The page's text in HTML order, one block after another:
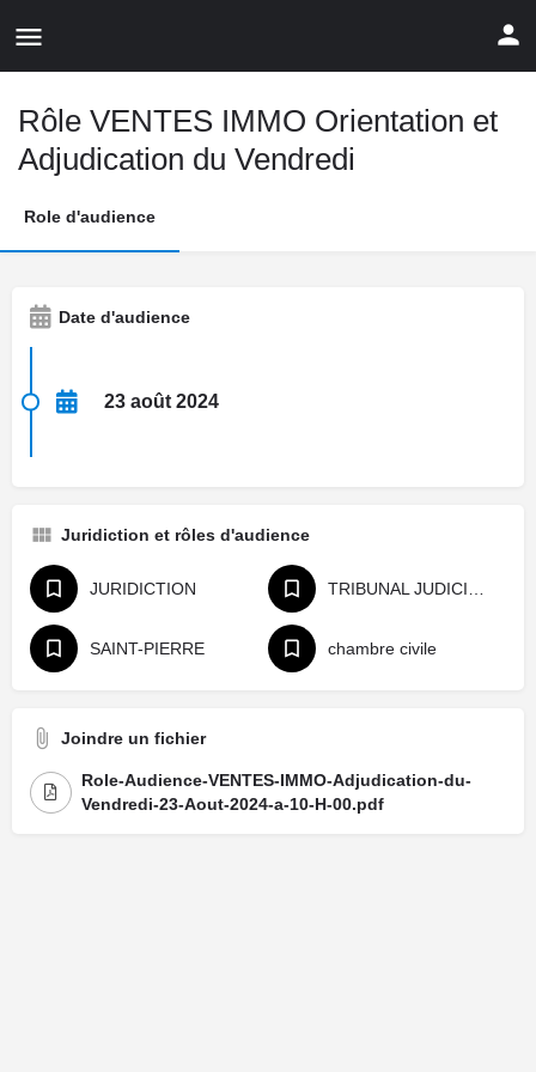
Rôle VENTES IMMO Orientation et
Adjudication du Vendredi
Role d'audience
Date d'audience
23 août 2024
Juridiction et rôles d'audience
JURIDICTION
SAINT-PIERRE chambre civile
Joindre un fichier
Role-Audience-VENTES-IMMO-Adjudication-du-
Vendredi-23-Aout-2024-a-10-H-00.pdf